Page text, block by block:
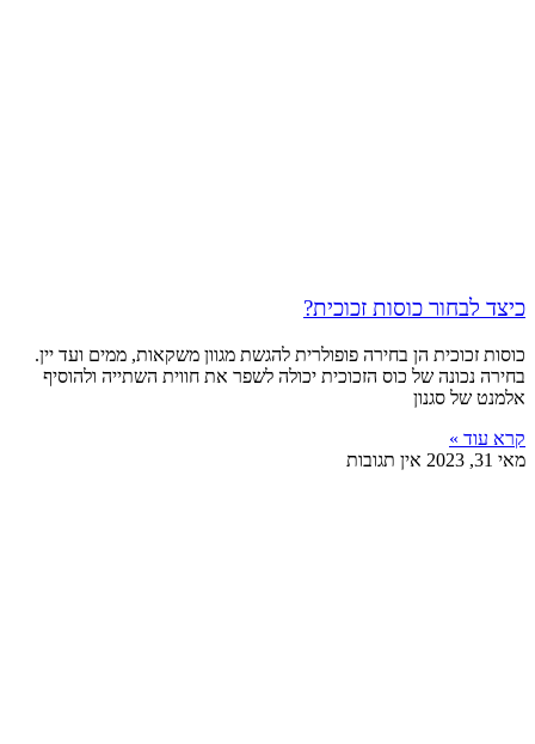
כיצד לבחור כוסות זכוכית?
כוסות זכוכית הן בחירה פופולרית להגשת מגוון משקאות, ממים ועד יין.
בחירה נכונה של כוס הזכוכית יכולה לשפר את חווית השתייה ולהוסיף
אלמנט של סגנון
קרא עוד »
מאי 31, 2023
אין תגובות